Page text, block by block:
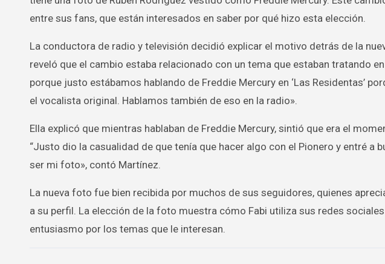
entre sus fans, que están interesados en saber por qué hizo esta elección.
La conductora de radio y televisión decidió explicar el motivo detrás de la
reveló que el cambio estaba relacionado con un tema que estaban tratando
porque justo estábamos hablando de Freddie Mercury en ‘Las Residentas’
el vocalista original. Hablamos también de eso en la radio».
Ella explicó que mientras hablaban de Freddie Mercury, sintió que era el
“Justo dio la casualidad de que tenía que hacer algo con el Pionero y entré a
ser mi foto», contó Martínez.
La nueva foto fue bien recibida por muchos de sus seguidores, quienes
a su perfil. La elección de la foto muestra cómo Fabi utiliza sus redes
entusiasmo por los temas que le interesan.